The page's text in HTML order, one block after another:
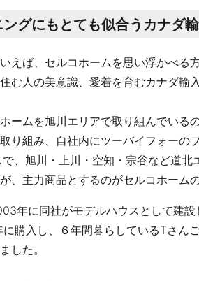
ングにもとても似合うカナダ
えば、セルコホームを思い浮かべる
む人の美意識、愛着を育むカナダ輸
ームを旭川エリアで取り組んでいる
り組み、自社内にツーバイフォーの
、旭川・上川・空知・宗谷など道
、主力商品とするのがセルコホーム
年に同社がモデルハウスとして建設
に購入し、６年間暮らしているTさん
した。